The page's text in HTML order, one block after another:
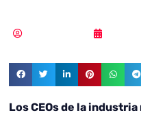
Los CEOs de la